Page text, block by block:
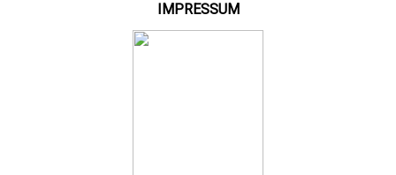
IMPRESSUM